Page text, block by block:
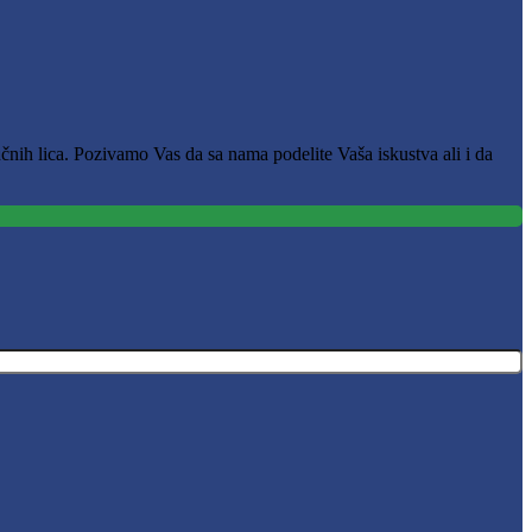
lica. Pozivamo Vas da sa nama podelite Vaša iskustva ali i da